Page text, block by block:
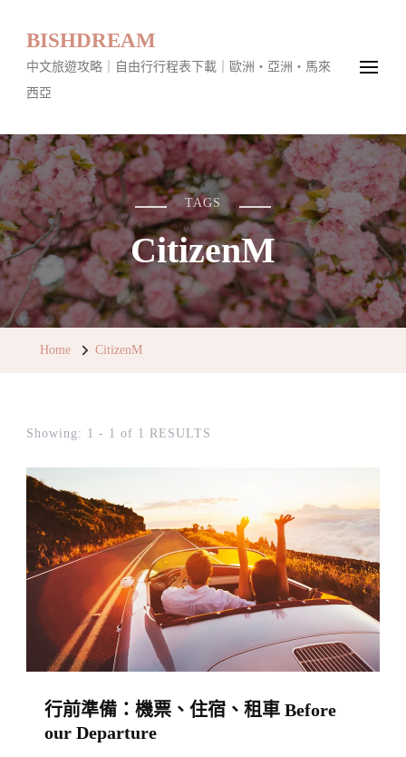
BISHDREAM
中文旅遊攻略｜自由行行程表下載｜歐洲・亞洲・馬來
西亞
TAGS
CitizenM
Home CitizenM
Showing: 1 - 1 of 1 RESULTS
行前準備：機票、住宿、租車 Before
our Departure